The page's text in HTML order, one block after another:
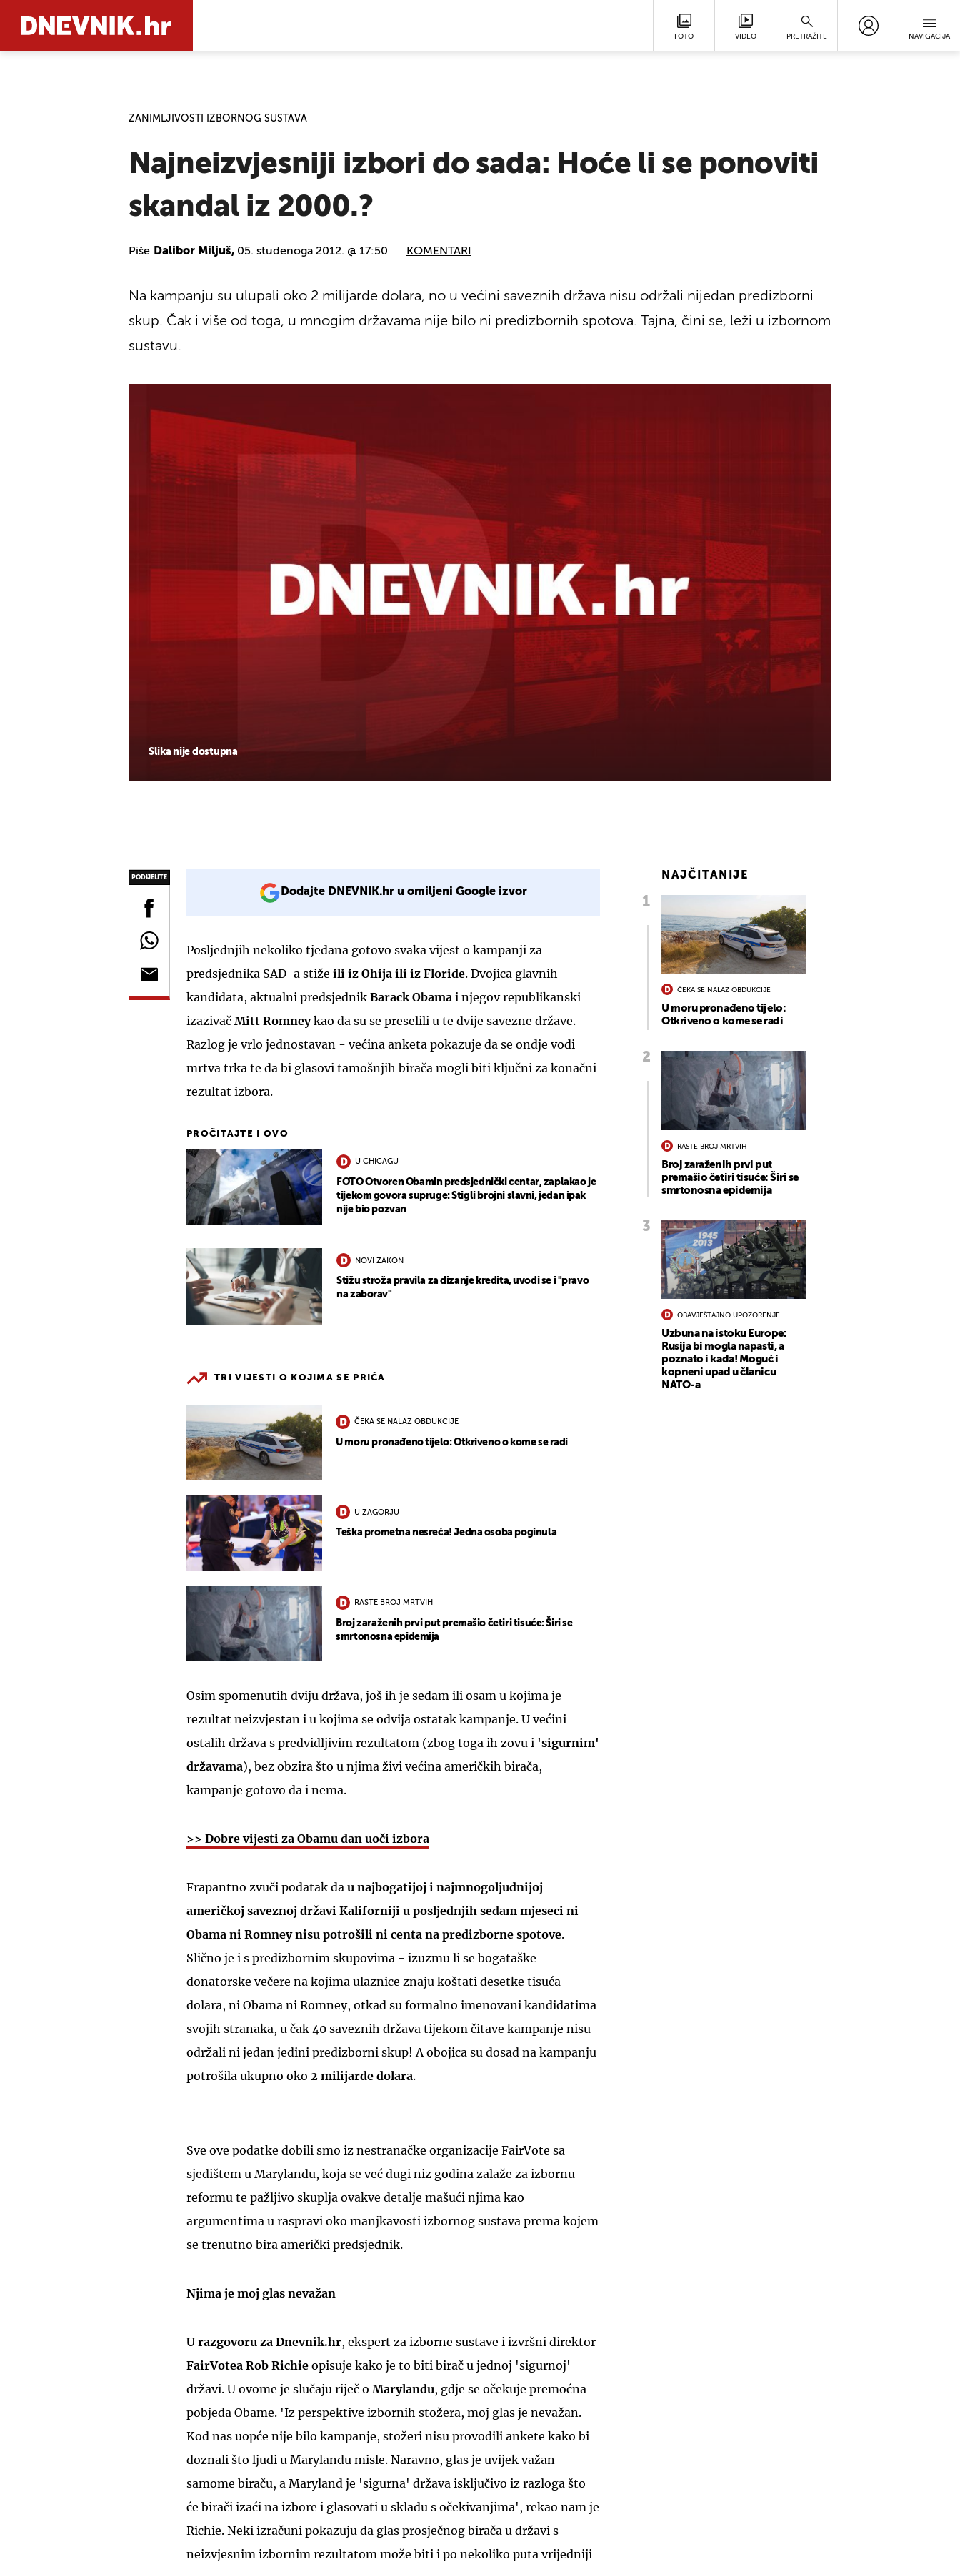
FOTO VIDEO PRETRAŽITE NAVIGACIJA
ZANIMLJIVOSTI IZBORNOG SUSTAVA
Najneizvjesniji izbori do sada: Hoće li se ponoviti
skandal iz 2000.?
Piše Dalibor Miljuš, 05. studenoga 2012. @ 17:50 KOMENTARI
Slika nije dostupna
Na kampanju su ulupali oko 2 milijarde dolara, no u većini saveznih država nisu održali nijedan predizborni
skup. Čak i više od toga, u mnogim državama nije bilo ni predizbornih spotova. Tajna, čini se, leži u izbornom
sustavu.
PODIJELITE
Dodajte DNEVNIK.hr u omiljeni Google izvor
Posljednjih nekoliko tjedana gotovo svaka vijest o kampanji za
predsjednika SAD-a stiže ili iz Ohija ili iz Floride. Dvojica glavnih
kandidata, aktualni predsjednik Barack Obama i njegov republikanski
izazivač Mitt Romneykao da su se preselili u te dvije savezne države.
Razlog je vrlo jednostavan - većina anketa pokazuje da se ondje vodi
mrtva trka te da bi glasovi tamošnjih birača mogli biti ključni za konačni
rezultat izbora.
PROČITAJTE I OVO
U CHICAGU
FOTO Otvoren Obamin predsjednički centar, zaplakao je
tijekom govora supruge: Stigli brojni slavni, jedan ipak
nije bio pozvan
NOVI ZAKON
Stižu stroža pravila za dizanje kredita, uvodi se i "pravo
na zaborav"
TRI VIJESTI O KOJIMA SE PRIČA
ČEKA SE NALAZ OBDUKCIJE
U moru pronađeno tijelo: Otkriveno o kome se radi
U ZAGORJU
Teška prometna nesreća! Jedna osoba poginula
RASTE BROJ MRTVIH
Broj zaraženih prvi put premašio četiri tisuće: Širi se
smrtonosna epidemija
Osim spomenutih dviju država, još ih je sedam ili osam u kojima je
rezultat neizvjestan i u kojima se odvija ostatak kampanje. U većini
ostalih država s predvidljivim rezultatom (zbog toga ih zovu i 'sigurnim'
državama), bez obzira što u njima živi većina američkih birača,
kampanje gotovo da i nema.
>> Dobre vijesti za Obamu dan uoči izbora
Frapantno zvuči podatak da u najbogatijoj i najmnogoljudnijoj
američkoj saveznoj državi Kaliforniji u posljednjih sedam mjeseci ni
Obama ni Romney nisu potrošili ni centa na predizborne spotove.
Slično je i s predizbornim skupovima - izuzmu li se bogataške
donatorske večere na kojima ulaznice znaju koštati desetke tisuća
dolara, ni Obama ni Romney, otkad su formalno imenovani kandidatima
svojih stranaka, u čak 40 saveznih država tijekom čitave kampanje nisu
održali ni jedan jedini predizborni skup! A obojica su dosad na kampanju
potrošila ukupno oko 2 milijarde dolara.
Sve ove podatke dobili smo iz nestranačke organizacije FairVote sa
sjedištem u Marylandu, koja se već dugi niz godina zalaže za izbornu
reformu te pažljivo skuplja ovakve detalje mašući njima kao
argumentima u raspravi oko manjkavosti izbornog sustava prema kojem
se trenutno bira američki predsjednik.
Njima je moj glas nevažan
U razgovoru za Dnevnik.hr, ekspert za izborne sustave i izvršni direktor
FairVotea Rob Richie opisuje kako je to biti birač u jednoj 'sigurnoj'
državi. U ovome je slučaju riječ o Marylandu, gdje se očekuje premoćna
pobjeda Obame. 'Iz perspektive izbornih stožera, moj glas je nevažan.
Kod nas uopće nije bilo kampanje, stožeri nisu provodili ankete kako bi
doznali što ljudi u Marylandu misle. Naravno, glas je uvijek važan
samome biraču, a Maryland je 'sigurna' država isključivo iz razloga što
će birači izaći na izbore i glasovati u skladu s očekivanjima', rekao nam je
Richie. Neki izračuni pokazuju da glas prosječnog birača u državi s
neizvjesnim izbornim rezultatom može biti i po nekoliko puta vrijedniji
NAJČITANIJE
ČEKA SE NALAZ OBDUKCIJE
U moru pronađeno tijelo:
Otkriveno o kome se radi
RASTE BROJ MRTVIH
Broj zaraženih prvi put
premašio četiri tisuće: Širi se
smrtonosna epidemija
OBAVJEŠTAJNO UPOZORENJE
Uzbuna na istoku Europe:
Rusija bi mogla napasti, a
poznato i kada! Moguć i
kopneni upad u članicu
NATO-a
UKLJUČITE NOTIFIKACIJE